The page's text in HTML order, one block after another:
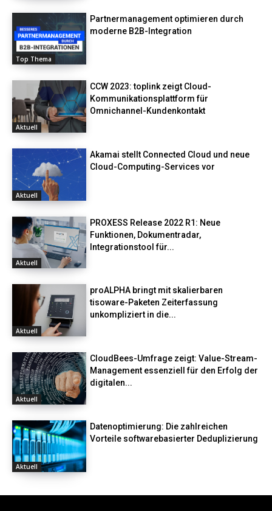
Top Thema
Partnermanagement optimieren durch
moderne B2B-Integration
Aktuell
CCW 2023: toplink zeigt Cloud-
Kommunikationsplattform für
Omnichannel-Kundenkontakt
Aktuell
Akamai stellt Connected Cloud und neue
Cloud-Computing-Services vor
Aktuell
PROXESS Release 2022 R1: Neue
Funktionen, Dokumentradar,
Integrationstool für...
Aktuell
proALPHA bringt mit skalierbaren
tisoware-Paketen Zeiterfassung
unkompliziert in die...
Aktuell
CloudBees-Umfrage zeigt: Value-Stream-
Management essenziell für den Erfolg der
digitalen...
Aktuell
Datenoptimierung: Die zahlreichen
Vorteile softwarebasierter Deduplizierung